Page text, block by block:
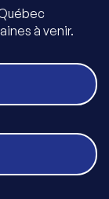
à venir.